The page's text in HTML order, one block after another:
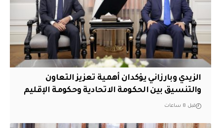
الزيدي وبارزاني يؤكدان أهمية تعزيز التعاون
والتنسيق بين الحكومة الاتحادية وحكومة الإقليم
قبل 8 ساعات